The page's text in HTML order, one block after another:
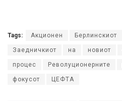
Tags: Акционен Берлинскиот
Заедничкиот на новиот
процес Револуционерните
фокусот ЦЕФТА